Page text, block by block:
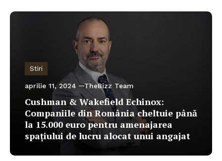
Stiri
aprilie 11, 2024 TheBizz Team
Cushman & Wakefield Echinox:
Companiile din România cheltuie până
la 15.000 euro pentru amenajarea
spațiului de lucru alocat unui angajat